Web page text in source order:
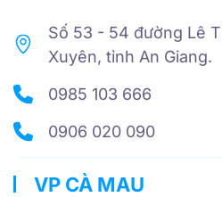
Số 53 - 54 đường Lê
Xuyên, tỉnh An Giang.
0985 103 666
0906 020 090
VP CÀ MAU